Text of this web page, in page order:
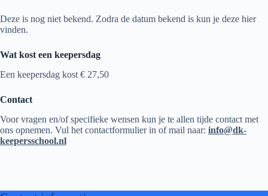
Deze is nog niet bekend. Zodra de datum bekend is kun je deze hier
vinden.
Wat kost een keepersdag
Een keepersdag kost € 27,50
Contact
Voor vragen en/of specifieke wensen kun je te allen tijde contact met
ons opnemen. Vul het contactformulier in of mail naar: info@dk-
keepersschool.nl